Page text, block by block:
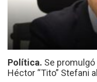
Política. Se
Héctor “Tito” Stefani